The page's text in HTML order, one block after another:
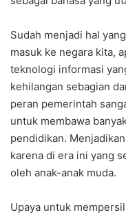
Sudah menjadi hal
masuk ke negara kita,
teknologi informasi
kehilangan sebagian
peran pemerintah
untuk membawa
pendidikan. Menjadikan
karena di era ini yang
oleh anak-anak muda.
Upaya untuk